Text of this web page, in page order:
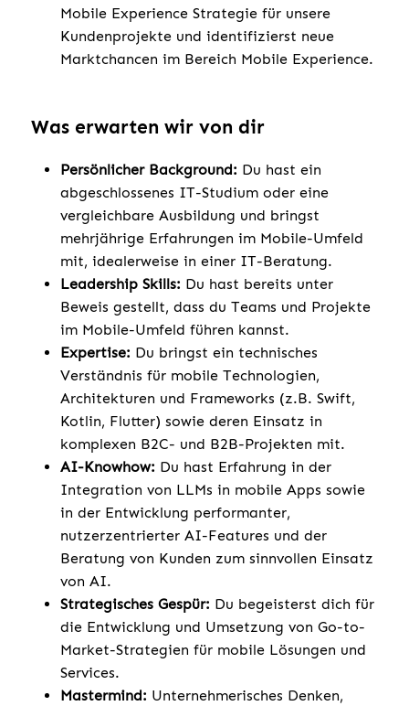
Mobile Experience Strategie für unsere
Kundenprojekte und identifizierst neue
Marktchancen im Bereich Mobile Experience.
Was erwarten wir von dir
Persönlicher Background: Du hast ein
abgeschlossenes IT-Studium oder eine
vergleichbare Ausbildung und bringst
mehrjährige Erfahrungen im Mobile-Umfeld
mit, idealerweise in einer IT-Beratung.
Leadership Skills: Du hast bereits unter
Beweis gestellt, dass du Teams und Projekte
im Mobile-Umfeld führen kannst.
Expertise: Du bringst ein technisches
Verständnis für mobile Technologien,
Architekturen und Frameworks (z.B. Swift,
Kotlin, Flutter) sowie deren Einsatz in
komplexen B2C- und B2B-Projekten mit.
AI-Knowhow: Du hast Erfahrung in der
Integration von LLMs in mobile Apps sowie
in der Entwicklung performanter,
nutzerzentrierter AI-Features und der
Beratung von Kunden zum sinnvollen Einsatz
von AI.
Strategisches Gespür: Du begeisterst dich für
die Entwicklung und Umsetzung von Go-to-
Market-Strategien für mobile Lösungen und
Services.
Mastermind: Unternehmerisches Denken,